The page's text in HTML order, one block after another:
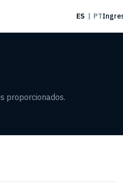
ES | PT
proporcionados.